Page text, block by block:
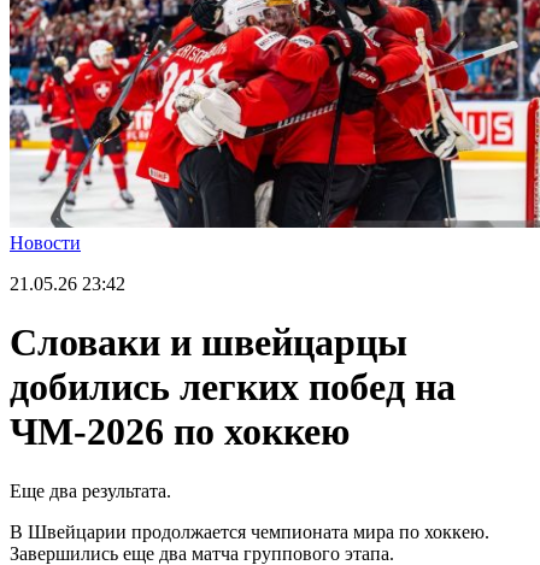
Новости
21.05.26 23:42
Словаки и швейцарцы
добились легких побед на
ЧМ-2026 по хоккею
Еще два результата.
В Швейцарии продолжается чемпионата мира по хоккею.
Завершились еще два матча группового этапа.